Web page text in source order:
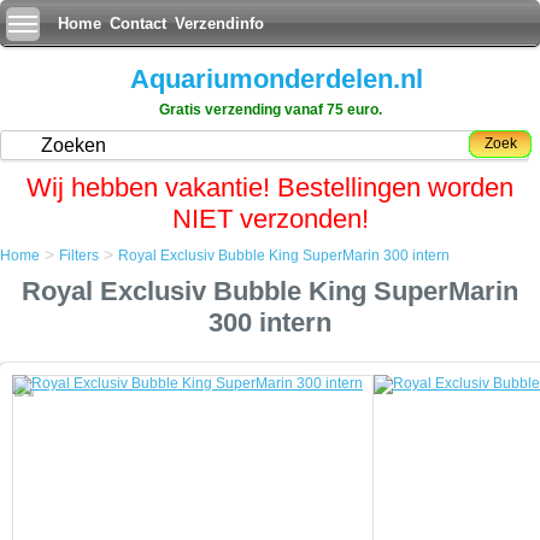
Home Contact Verzendinfo
Aquariumonderdelen.nl
Gratis verzending vanaf 75 euro.
Zoek
Wij hebben vakantie! Bestellingen worden
NIET verzonden!
Filters
Royal Exclusiv Bubble King SuperMarin 300 intern
Home > Filters > Royal Exclusiv Bubble King SuperMarin 300 intern
Royal Exclusiv Bubble King SuperMarin
300 intern